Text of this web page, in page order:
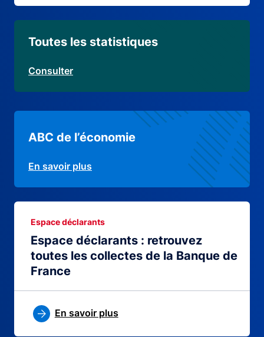
Toutes les statistiques
Consulter
ABC de l’économie
En savoir plus
Espace déclarants : retrouvez
toutes les collectes de la Banque de
France
Espace déclarants
En savoir plus